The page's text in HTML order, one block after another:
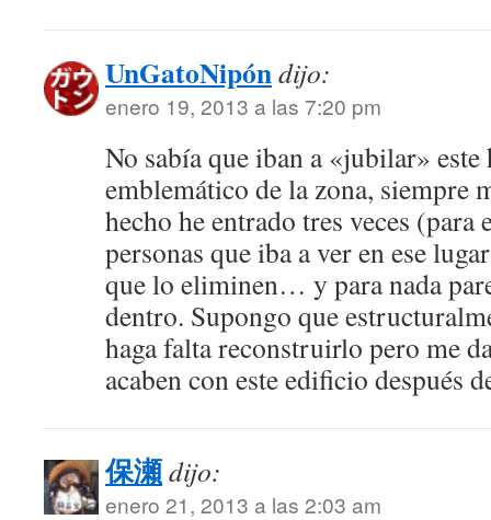
UnGatoNipóndijo:
enero 19, 2013 a las 7:20 pm
No sabía que iban a «jubilar»
emblemático de la zona, siempre
hecho he entrado tres veces (para
personas que iba a ver en ese
que lo eliminen… y para nada
dentro. Supongo que
haga falta reconstruirlo pero me
acaben con este edificio después
保瀬dijo:
enero 21, 2013 a las 2:03 am